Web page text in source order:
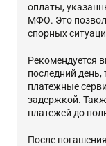
оплаты,
МФО. Это
спорных
Рекомендуется
последний день,
платежные
задержкой.
платежей до
После